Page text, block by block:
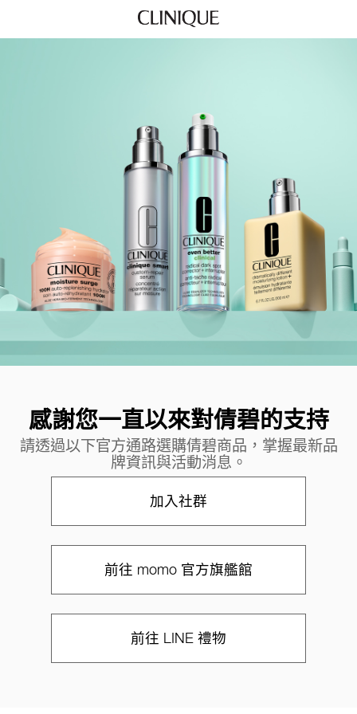
感謝您一直以來對倩碧的支持
請透過以下官方通路選購倩碧商品，掌握最新品
牌資訊與活動消息。
加入社群
前往 momo 官方旗艦館
前往 LINE 禮物